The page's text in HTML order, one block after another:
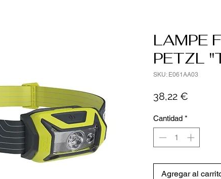
LAMPE
PETZL
SKU: E061AA03
38,22 €
Cantidad *
Agregar al